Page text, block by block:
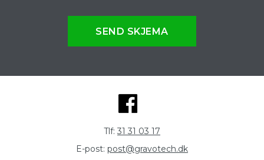
SEND SKJEMA
Tlf: 31 31 03 17
E-post: post@gravotech.dk